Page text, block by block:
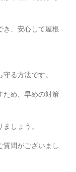
き、安心して屋根
る方法です。
ため、早めの対策
しょう。
質問がございまし